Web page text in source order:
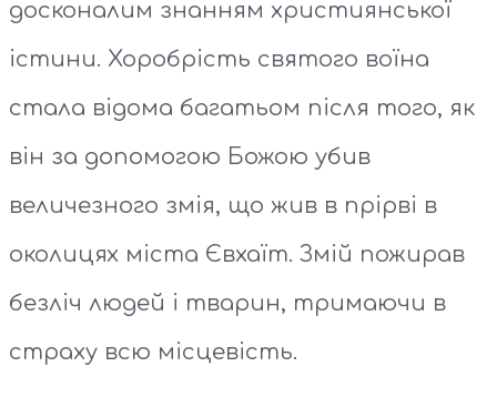
досконалим знанням християнської
істини. Хоробрість святого воїна
стала відома багатьом після того, як
він за допомогою Божою убив
величезного змія, що жив в прірві в
околицях міста Євхаїт. Змій пожирав
безліч людей і тварин, тримаючи в
страху всю місцевість.